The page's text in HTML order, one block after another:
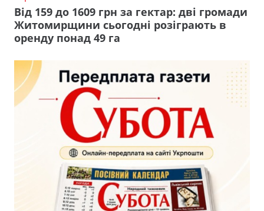
Від 159 до 1609 грн за гектар: дві громади
Житомирщини сьогодні розіграють в
оренду понад 49 га